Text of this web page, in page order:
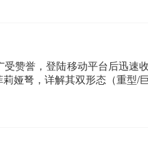
赞誉，登陆移动平台后迅
弩，详解其双形态（重型/